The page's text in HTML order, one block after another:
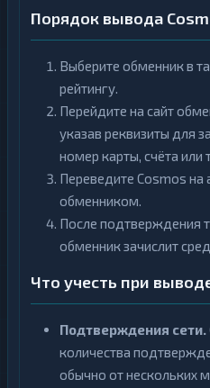
Порядок вывода
Выберите обменник в
рейтингу.
Перейдите на сайт
указав реквизиты для
номер карты, счёта
Переведите Cosmos на
обменником.
После подтверждения
обменник зачислит
Что учесть при
Подтверждения сети.
количества
обычно от нескольких